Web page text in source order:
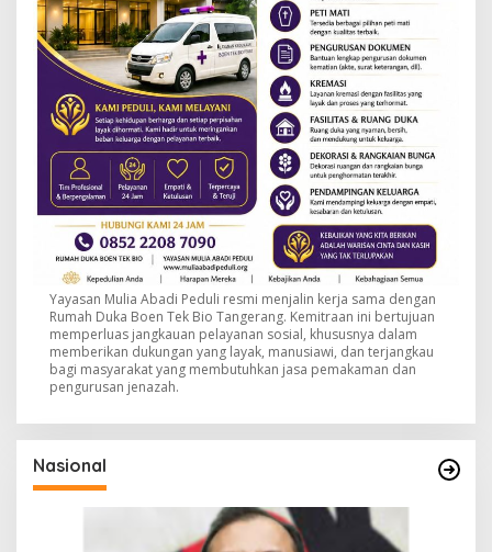
Yayasan Mulia Abadi Peduli resmi menjalin kerja sama dengan
Rumah Duka Boen Tek Bio Tangerang. Kemitraan ini bertujuan
memperluas jangkauan pelayanan sosial, khususnya dalam
memberikan dukungan yang layak, manusiawi, dan terjangkau
bagi masyarakat yang membutuhkan jasa pemakaman dan
pengurusan jenazah.
Nasional